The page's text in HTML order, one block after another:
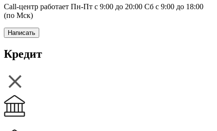
Call-центр работает Пн-Пт с 9:00 до 20:00 Сб с 9:00 до 18:00
(по Мск)
Написать
Кредит